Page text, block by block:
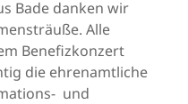
Bade danken wir
Alle
Benefizkonzert
die ehrenamtliche
und